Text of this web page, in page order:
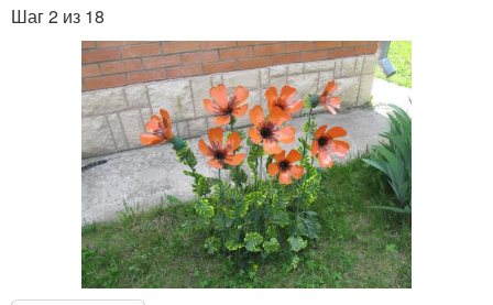
Шаг 2 из 18